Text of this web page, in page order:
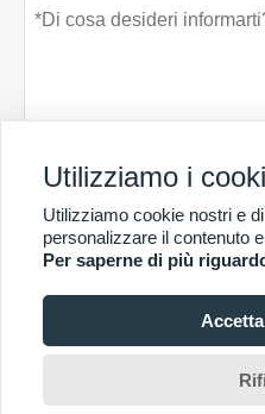
presentare
Copyright di © Guangzhou Chunke
Utilizziamo i
Utilizziamo cookie nostri e
personalizzare il contenuto
Per saperne di più